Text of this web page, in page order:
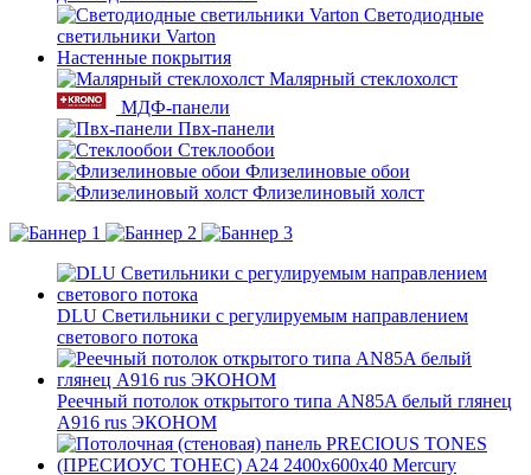
Светодиодные
светильники Varton
Настенные покрытия
Малярный стеклохолст
МДФ-панели
Пвх-панели
Стеклообои
Флизелиновые обои
Флизелиновый холст
DLU Светильники с регулируемым направлением
светового потока
Реечный потолок открытого типа AN85A белый глянец
А916 rus ЭКОНОМ